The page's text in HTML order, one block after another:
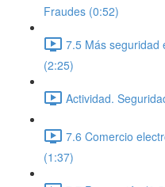
Fraudes (0:52)
7.5 Más seguridad
(2:25)
Actividad.
7.6 Comercio
(1:37)